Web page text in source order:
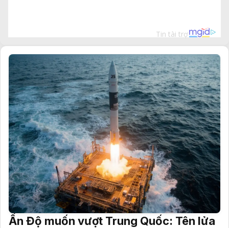
Ấn Độ muốn vượt Trung Quốc: Tên lửa